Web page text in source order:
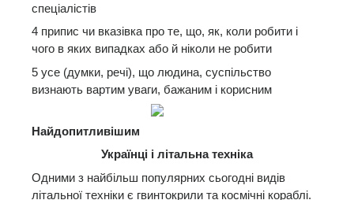
спеціалістів
4 припис чи вказівка про те, що, як, коли робити і
чого в яких випадках або й ніколи не робити
5 усе (думки, речі), що людина, суспільство
визнають вартим уваги, бажаним і корисним
Найдопитливішим
Українці і літальна техніка
Одними з найбільш популярних сьогодні видів
літальної техніки є гвинтокрили та космічні кораблі.